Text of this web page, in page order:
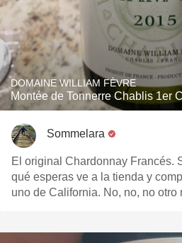
DOMAINE WILLIAM FÈVRE
Montée de Tonnerre Chablis 1er
Sommelara
El original Chardonnay Francés. Si nunca a probado uno,
qué esperas ve a la tienda y
uno de California. No, no, no otro